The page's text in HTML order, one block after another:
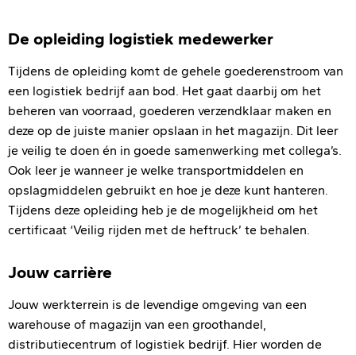
De opleiding logistiek medewerker
Tijdens de opleiding komt de gehele goederenstroom van
een logistiek bedrijf aan bod. Het gaat daarbij om het
beheren van voorraad, goederen verzendklaar maken en
deze op de juiste manier opslaan in het magazijn. Dit leer
je veilig te doen én in goede samenwerking met collega’s.
Ook leer je wanneer je welke transportmiddelen en
opslagmiddelen gebruikt en hoe je deze kunt hanteren.
Tijdens deze opleiding heb je de mogelijkheid om het
certificaat ‘Veilig rijden met de heftruck’ te behalen.
Jouw carrière
Jouw werkterrein is de levendige omgeving van een
warehouse of magazijn van een groothandel,
distributiecentrum of logistiek bedrijf. Hier worden de